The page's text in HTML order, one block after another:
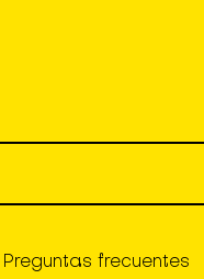
Preguntas frecuentes